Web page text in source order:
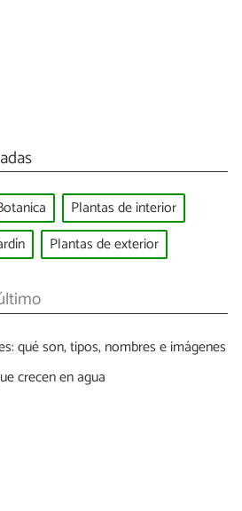
Plantas de interior
Plantas de exterior
qué son, tipos, nombres e imágenes
crecen en agua